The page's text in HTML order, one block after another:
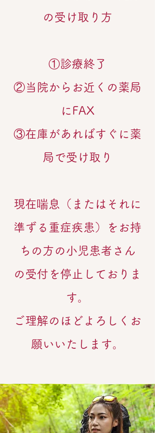
の受け取り方
①診療終了
②当院からお近くの薬局
にFAX
③在庫があればすぐに薬
局で受け取り
現在喘息（またはそれに
準ずる重症疾患）をお持
ちの方の小児患者さん
の受付を停止しておりま
す。
ご理解のほどよろしくお
願いいたします。